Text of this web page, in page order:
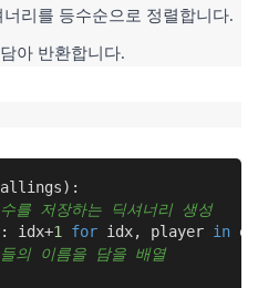
리를 등수순으로 정렬합니다.
아 반환합니다.
:
를 저장하는 딕셔너리 생성
idx+
1 for idx, player in
의 이름을 담을 배열